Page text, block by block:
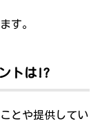
す。
トは!?
とや提供してい